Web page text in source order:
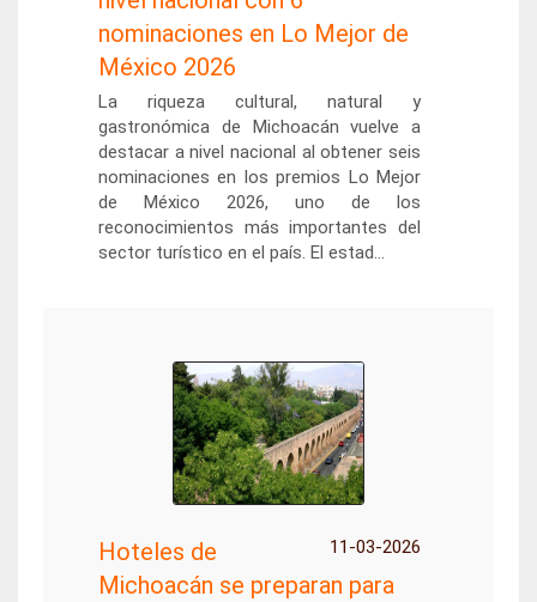
nominaciones en Lo Mejor de
México 2026
La riqueza cultural, natural y
gastronómica de Michoacán vuelve a
destacar a nivel nacional al obtener seis
nominaciones en los premios Lo Mejor
de México 2026, uno de los
reconocimientos más importantes del
sector turístico en el país. El estad...
11-03-2026
Hoteles de
Michoacán se preparan para